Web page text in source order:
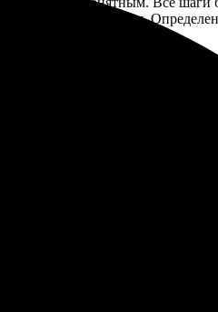
а цена очень приятная.
Процесс оказался простым и
Результат